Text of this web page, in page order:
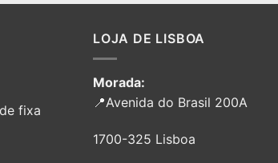
fixa
LOJA DE LISBOA
Morada:
📍Avenida do Brasil 200A
1700-325 Lisboa